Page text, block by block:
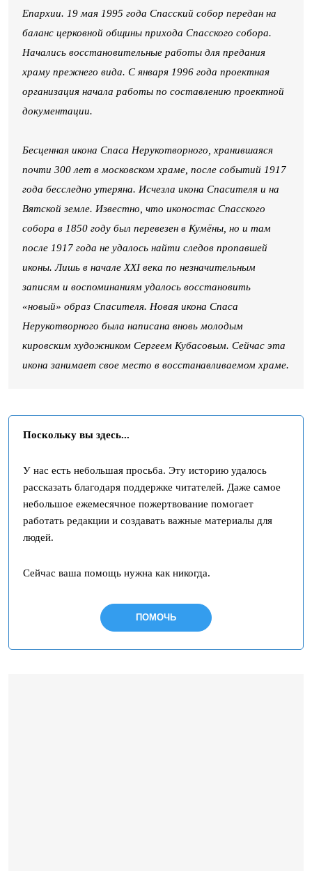
Епархии. 19 мая 1995 года Спасский собор передан на
баланс церковной общины прихода Спасского собора.
Начались восстановительные работы для предания
храму прежнего вида. С января 1996 года проектная
организация начала работы по составлению проектной
документации.
Бесценная икона Спаса Нерукотворного, хранившаяся
почти 300 лет в московском храме, после событий 1917
года бесследно утеряна. Исчезла икона Спасителя и на
Вятской земле. Известно, что иконостас Спасского
собора в 1850 году был перевезен в Кумёны, но и там
после 1917 года не удалось найти следов пропавшей
иконы. Лишь в начале ХХI века по незначительным
записям и воспоминаниям удалось восстановить
«новый» образ Спасителя. Новая икона Спаса
Нерукотворного была написана вновь молодым
кировским художником Сергеем Кубасовым. Сейчас эта
икона занимает свое место в восстанавливаемом храме.
Поскольку вы здесь...
У нас есть небольшая просьба. Эту историю удалось
рассказать благодаря поддержке читателей. Даже самое
небольшое ежемесячное пожертвование помогает
работать редакции и создавать важные материалы для
людей.
Сейчас ваша помощь нужна как никогда.
ПОМОЧЬ